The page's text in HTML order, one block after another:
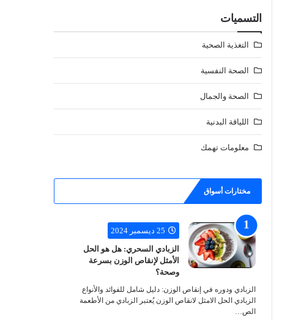
التسميات
التغذية الصحية
الصحة النفسية
الصحة والجمال
اللياقة البدنية
معلومات تهمك
مختارات أسواق
المعرفة
25 ديسمبر 2024
الزبادي السحري: هل هو الحل
الأمثل لإنقاص الوزن بسرعة
وصحة؟
الزبادي ودوره في إنقاص الوزن: دليل شامل للفوائد والأنواع
الزبادي الحل الامثل لانقاص الوزن يُعتبر الزبادي من الأطعمة
الص…